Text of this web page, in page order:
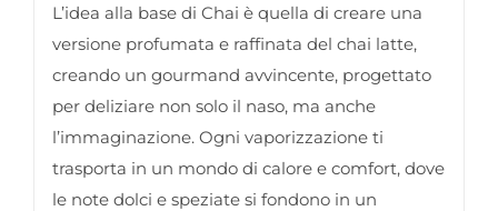
L’idea alla base di Chai è quella di creare una
versione profumata e raffinata del chai latte,
creando un gourmand avvincente, progettato
per deliziare non solo il naso, ma anche
l’immaginazione. Ogni vaporizzazione ti
trasporta in un mondo di calore e comfort, dove
le note dolci e speziate si fondono in un